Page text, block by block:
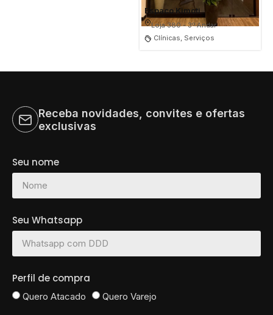
Clínicas
Farmácias
Hospitais
Igrejas e templos
Jurídicos
Escola e Cursos
Academias
Espaco Kimoti
Loja 380 - 3º Andar
Clínicas, Serviços
Receba novidades, convites e ofertas
exclusivas
Seu nome
Seu Whatsapp
Perfil de compra
Quero Atacado Quero Varejo